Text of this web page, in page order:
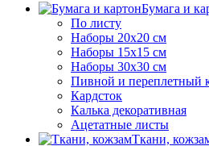
Бумага и
По листу
Наборы 20х20 см
Наборы 15х15 см
Наборы 30х30 см
Пивной и переплетный
Кардсток
Калька декоративная
Ацетатные листы
Ткани,